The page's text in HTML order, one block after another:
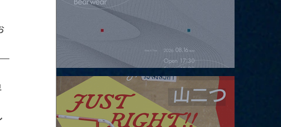
2026.08.16 |【観覧】夜）four dots vol.2